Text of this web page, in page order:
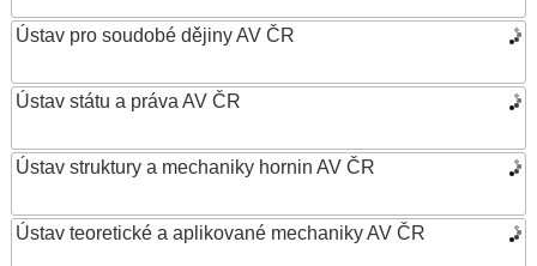
Ústav pro soudobé dějiny AV ČR
Ústav státu a práva AV ČR
Ústav struktury a mechaniky hornin AV ČR
Ústav teoretické a aplikované mechaniky AV ČR